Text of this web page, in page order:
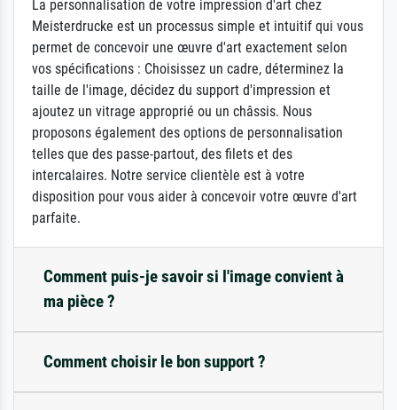
La personnalisation de votre impression d'art chez
Meisterdrucke est un processus simple et intuitif qui vous
permet de concevoir une œuvre d'art exactement selon
vos spécifications : Choisissez un cadre, déterminez la
taille de l'image, décidez du support d'impression et
ajoutez un vitrage approprié ou un châssis. Nous
proposons également des options de personnalisation
telles que des passe-partout, des filets et des
intercalaires. Notre service clientèle est à votre
disposition pour vous aider à concevoir votre œuvre d'art
parfaite.
Comment puis-je savoir si l'image convient à
ma pièce ?
Comment choisir le bon support ?